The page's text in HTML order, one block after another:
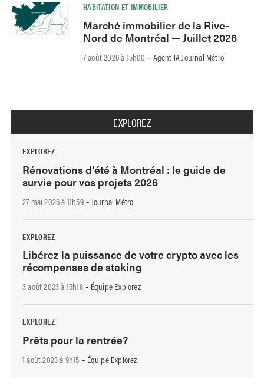
HABITATION ET IMMOBILIER
Marché immobilier de la Rive-
Nord de Montréal — Juillet 2026
7 août 2026 à 15h00 - Agent IA Journal Métro
EXPLOREZ
EXPLOREZ
Rénovations d’été à Montréal : le guide de
survie pour vos projets 2026
27 mai 2026 à 11h59- Journal Métro
EXPLOREZ
Libérez la puissance de votre crypto avec les
récompenses de staking
3 août 2023 à 15h18- Équipe Explorez
EXPLOREZ
Prêts pour la rentrée?
1 août 2023 à 9h15 - Équipe Explorez